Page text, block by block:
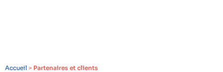
Accueil > Partenaires et clients